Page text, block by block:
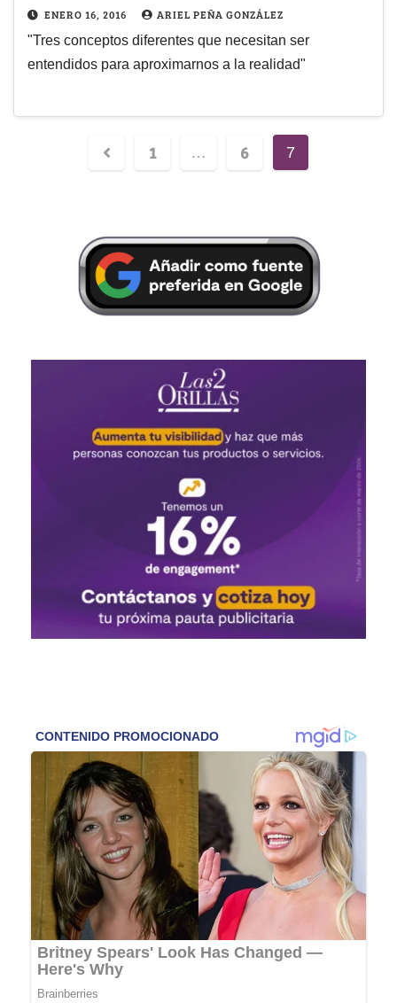
ENERO 16, 2016 ARIEL PEÑA GONZÁLEZ
"Tres conceptos diferentes que necesitan ser
entendidos para aproximarnos a la realidad"
1 … 6 7